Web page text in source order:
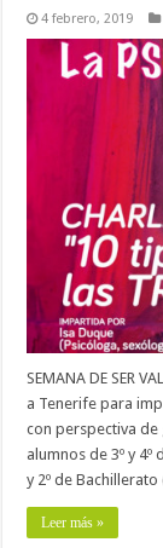
4 febrero, 2019
SEMANA DE SER
a Tenerife para
con perspectiva de
alumnos de 3º y 4º
y 2º de
Leer más »